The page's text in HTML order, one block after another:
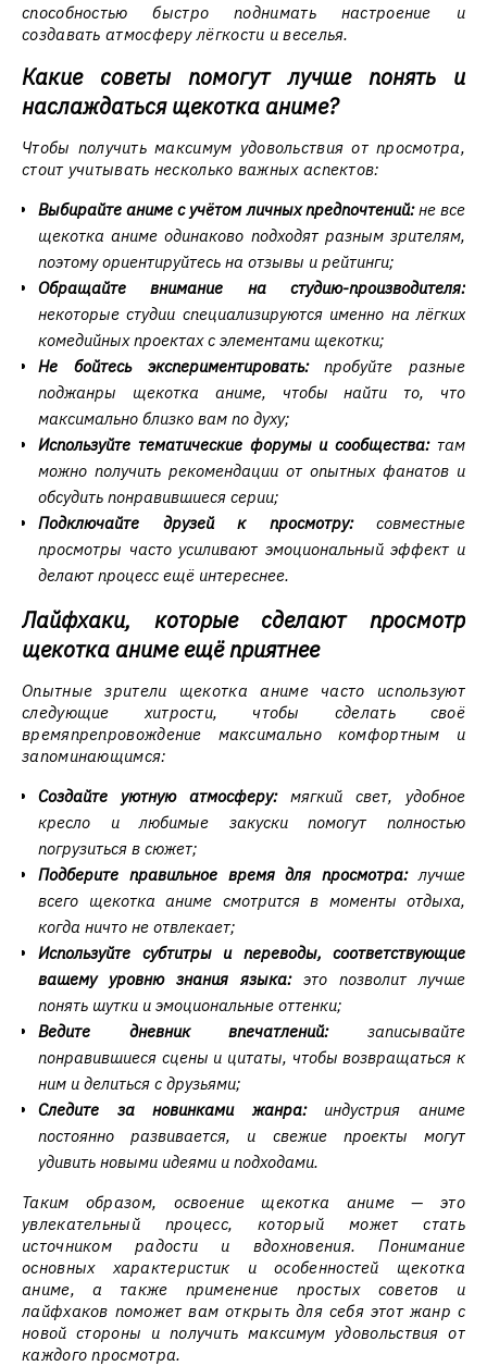
способностью быстро поднимать настроение и
создавать атмосферу лёгкости и веселья.
Какие советы помогут лучше понять и
наслаждаться щекотка аниме?
Чтобы получить максимум удовольствия от просмотра,
стоит учитывать несколько важных аспектов:
Выбирайте аниме с учётом личных предпочтений:не все
щекотка аниме одинаково подходят разным зрителям,
поэтому ориентируйтесь на отзывы и рейтинги;
Обращайте внимание на студию-производителя:
некоторые студии специализируются именно на лёгких
комедийных проектах с элементами щекотки;
Не бойтесь экспериментировать:пробуйте разные
поджанры щекотка аниме, чтобы найти то, что
максимально близко вам по духу;
Используйте тематические форумы и сообщества:там
можно получить рекомендации от опытных фанатов и
обсудить понравившиеся серии;
Подключайте друзей к просмотру:совместные
просмотры часто усиливают эмоциональный эффект и
делают процесс ещё интереснее.
Лайфхаки, которые сделают просмотр
щекотка аниме ещё приятнее
Опытные зрители щекотка аниме часто используют
следующие хитрости, чтобы сделать своё
времяпрепровождение максимально комфортным и
запоминающимся:
Создайте уютную атмосферу:мягкий свет, удобное
кресло и любимые закуски помогут полностью
погрузиться в сюжет;
Подберите правильное время для просмотра:лучше
всего щекотка аниме смотрится в моменты отдыха,
когда ничто не отвлекает;
Используйте субтитры и переводы, соответствующие
вашему уровню знания языка:это позволит лучше
понять шутки и эмоциональные оттенки;
Ведите дневник впечатлений:записывайте
понравившиеся сцены и цитаты, чтобы возвращаться к
ним и делиться с друзьями;
Следите за новинками жанра:индустрия аниме
постоянно развивается, и свежие проекты могут
удивить новыми идеями и подходами.
Таким образом, освоение щекотка аниме — это
увлекательный процесс, который может стать
источником радости и вдохновения. Понимание
основных характеристик и особенностей щекотка
аниме, а также применение простых советов и
лайфхаков поможет вам открыть для себя этот жанр с
новой стороны и получить максимум удовольствия от
каждого просмотра.